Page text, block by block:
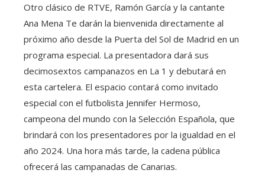
Otro clásico de RTVE, Ramón García y la cantante
Ana Mena Te darán la bienvenida directamente al
próximo año desde la Puerta del Sol de Madrid en un
programa especial. La presentadora dará sus
decimosextos campanazos en La 1 y debutará en
esta cartelera. El espacio contará como invitado
especial con el futbolista Jennifer Hermoso,
campeona del mundo con la Selección Española, que
brindará con los presentadores por la igualdad en el
año 2024. Una hora más tarde, la cadena pública
ofrecerá las campanadas de Canarias.